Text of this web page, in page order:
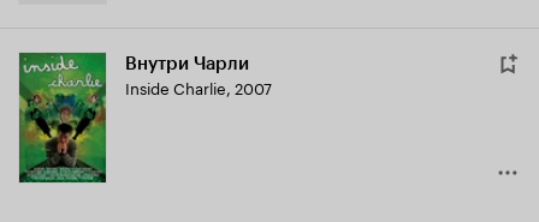
Внутри Чарли
Inside Charlie, 2007